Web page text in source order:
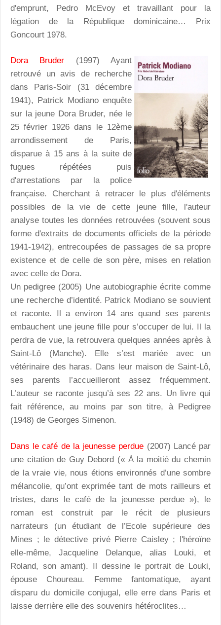
d'emprunt, Pedro McEvoy et travaillant pour la
légation de la République dominicaine… Prix
Goncourt 1978.
Dora Bruder (1997) Ayant
retrouvé un avis de recherche
dans Paris-Soir (31 décembre
1941), Patrick Modiano enquête
sur la jeune Dora Bruder, née le
25 février 1926 dans le 12ème
arrondissement de Paris,
disparue à 15 ans à la suite de
fugues répétées puis
d'arrestations par la police
française. Cherchant à retracer le plus d'éléments
possibles de la vie de cette jeune fille, l'auteur
analyse toutes les données retrouvées (souvent sous
forme d'extraits de documents officiels de la période
1941-1942), entrecoupées de passages de sa propre
existence et de celle de son père, mises en relation
avec celle de Dora.
Un pedigree (2005) Une autobiographie écrite comme
une recherche d’identité. Patrick Modiano se souvient
et raconte. Il a environ 14 ans quand ses parents
embauchent une jeune fille pour s’occuper de lui. Il la
perdra de vue, la retrouvera quelques années après à
Saint-Lô (Manche). Elle s’est mariée avec un
vétérinaire des haras. Dans leur maison de Saint-Lô,
ses parents l’accueilleront assez fréquemment.
L’auteur se raconte jusqu’à ses 22 ans. Un livre qui
fait référence, au moins par son titre, à Pedigree
(1948) de Georges Simenon.
Dans le café de la jeunesse perdue (2007) Lancé par
une citation de Guy Debord (« À la moitié du chemin
de la vraie vie, nous étions environnés d’une sombre
mélancolie, qu’ont exprimée tant de mots railleurs et
tristes, dans le café de la jeunesse perdue »), le
roman est construit par le récit de plusieurs
narrateurs (un étudiant de l’Ecole supérieure des
Mines ; le détective privé Pierre Caisley ; l'héroïne
elle-même, Jacqueline Delanque, alias Louki, et
Roland, son amant). Il dessine le portrait de Louki,
épouse Choureau. Femme fantomatique, ayant
disparu du domicile conjugal, elle erre dans Paris et
laisse derrière elle des souvenirs hétéroclites…